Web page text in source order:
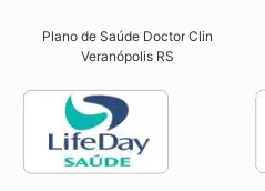
Plano de Saúde Doctor Clin
Veranópolis RS​